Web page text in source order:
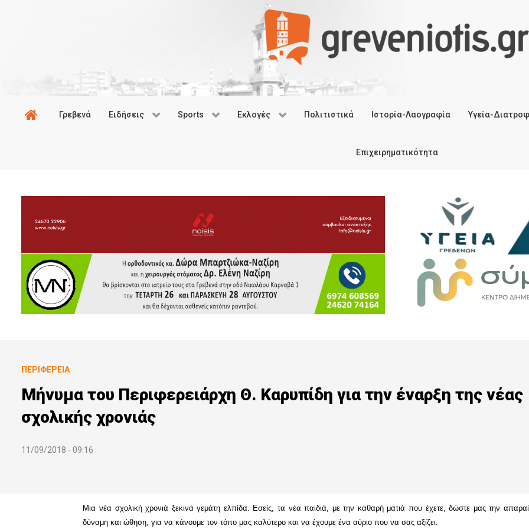
Γρεβενά Ειδήσεις Sports Εκλογές Πολιτιστικά Ιστορία-Λαογραφία Υγεία-
Επιχειρηματικότητα
ΠΕΡΙΦΈΡΕΙΑ
Μήνυμα του Περιφερειάρχη Θ. Καρυπίδη για την έναρξη της νέας
σχολικής χρονιάς
11/09/2018 - 09:16
Μια νέα σχολική χρονιά ξεκινά γεμάτη ελπίδα. Εσείς, τα νέα παιδιά, με την καθαρή ματιά που έχετε, δώστε μας την
δύναμη και ώθηση, για να κάνουμε τον τόπο μας καλύτερο και να έχουμε ένα αύριο που να σας αξίζει.